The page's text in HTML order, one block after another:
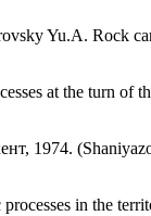
Yu.A. Rock
at the turn of
1974.
in the